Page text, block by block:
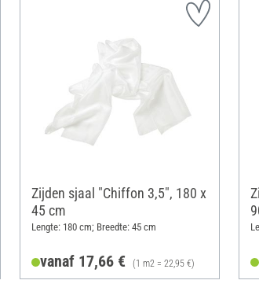
Zijden sjaal "Chiffon 3,5", 180 x
45 cm
Lengte: 180 cm; Breedte: 45 cm
vanaf 17,66 € (1 m2 = 22,95 €)